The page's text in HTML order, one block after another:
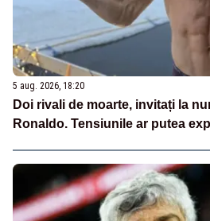
5 aug. 2026, 18:20
Doi rivali de moarte, invitați la
Ronaldo. Tensiunile ar putea